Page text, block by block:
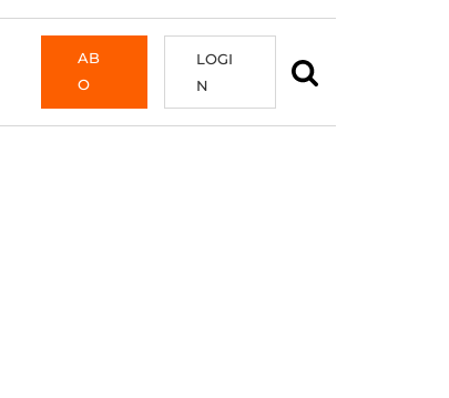
AB
O
LOGI
N